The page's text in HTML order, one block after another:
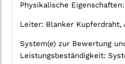
Physikalische Eigenschaften:
Leiter: Blanker Kupferdraht,
System(e) zur Bewertung
Leistungsbeständigkeit: